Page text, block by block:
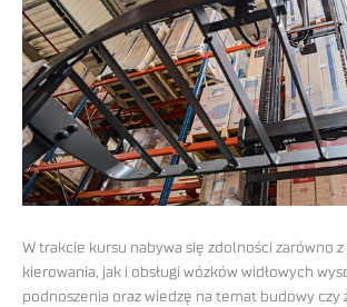
W trakcie kursu nabywa się zdolności zarówno z
kierowania, jak i obsługi wózków widłowych
podnoszenia oraz wiedzę na temat budowy czy